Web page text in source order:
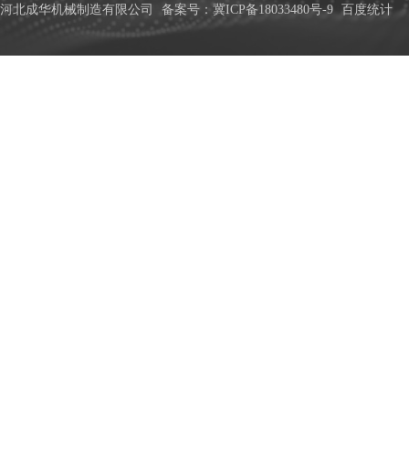
河北成华机械制造有限公司 备案号：冀ICP备18033480号-9 百度统计